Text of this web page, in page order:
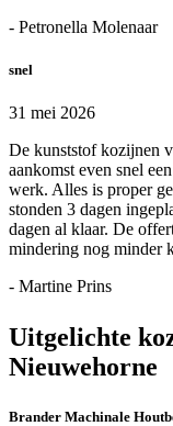
- Petronella Molenaar
snel
31 mei 2026
De kunststof kozijnen
aankomst even snel
werk. Alles is proper
stonden 3 dagen
dagen al klaar. De
mindering nog minder
- Martine Prins
Uitgelichte
Nieuwehorne
Brander Machinale